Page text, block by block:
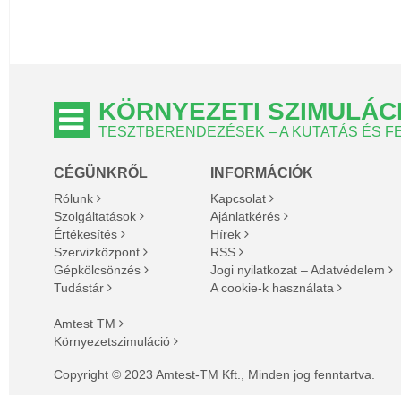
KÖRNYEZETI
TESZTBERENDEZÉSEK – A KUTATÁS ÉS
CÉGÜNKRŐL
Rólunk
Szolgáltatások
Értékesítés
Szervizközpont
Gépkölcsönzés
Tudástár
Amtest TM
Környezetszimuláció
INFORMÁCIÓK
Kapcsolat
Ajánlatkérés
Hírek
RSS
Jogi nyilatkozat – Adatvédelem
A cookie-k használata
Copyright © 2023 Amtest-TM Kft., Minden jog fenntartva.